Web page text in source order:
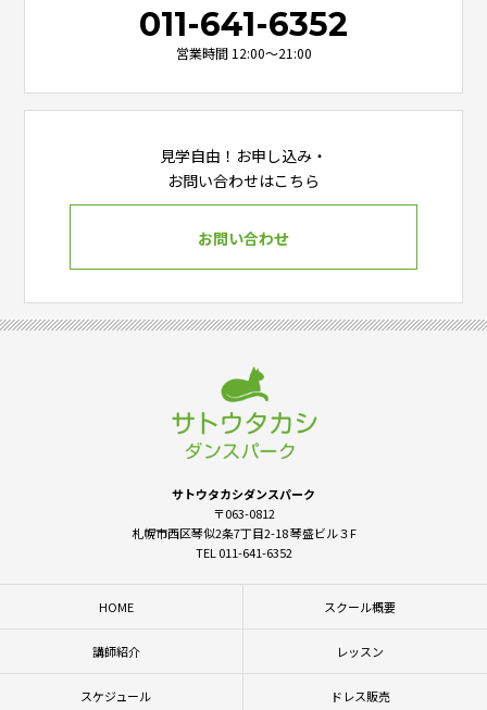
011-641-6352
営業時間 12:00～21:00
見学自由！お申し込み・
お問い合わせはこちら
お問い合わせ
サトウタカシダンスパーク
〒063-0812
札幌市西区琴似2条7丁目2-18 琴盛ビル３F
TEL 011-641-6352
HOME スクール概要
講師紹介 レッスン
スケジュール ドレス販売